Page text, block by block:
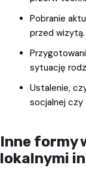
Pobranie
przed wizytą.
sytuację
Ustalenie,
socjalnej czy
Inne formy
lokalnymi